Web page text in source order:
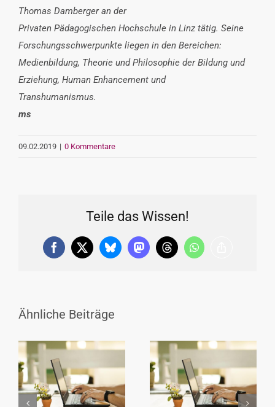
Thomas Damberger an der
Privaten Pädagogischen Hochschule in Linz tätig. Seine
Forschungsschwerpunkte liegen in den Bereichen:
Medienbildung, Theorie und Philosophie der Bildung und
Erziehung, Human Enhancement und
Transhumanismus.
ms
09.02.2019 | 0 Kommentare
Teile das Wissen!
Facebook
X BlueskyMastodonThreadsWhatsApp
Ähnliche Beiträge